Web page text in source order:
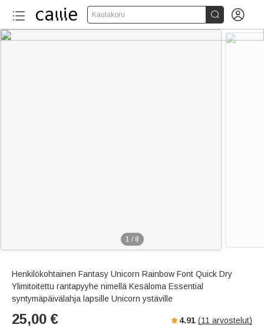
Kaulakoru  
1 / 8
Henkilökohtainen Fantasy Unicorn Rainbow Font Quick Dry
Ylimitoitettu rantapyyhe nimellä Kesäloma Essential
syntymäpäivälahja lapsille Unicorn ystäville
25,00 € 4.91 (11 arvostelut)